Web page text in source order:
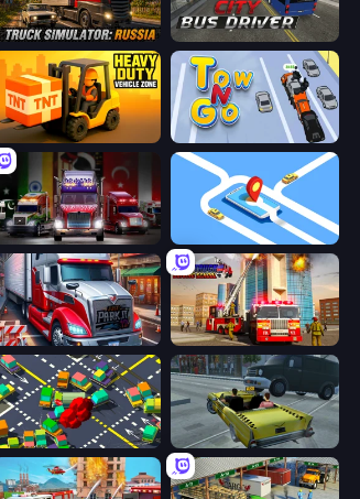
Truck Simulator: Russia City Bus Driver
Tow N Go
Big Euro Truck Driving Drive Taxi
Just Park It 12 Fire Truck Driving School
Slightly Annoying Traffic Freak Taxi Simulator